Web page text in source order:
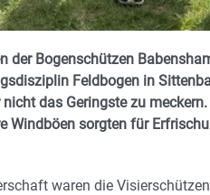
der Bogenschützen
Feldbogen in
das Geringste zu
Windböen sorgten für
waren die